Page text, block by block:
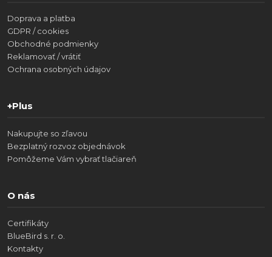
Doprava a platba
GDPR / cookies
Obchodné podmienky
Reklamovať / vrátiť
Ochrana osobných údajov
+Plus
Nakupujte so zľavou
Bezplatný rozvoz objednávok
Pomôžeme Vám vybrať tlačiareň
O nás
Certifikáty
BlueBird s. r. o.
Kontakty